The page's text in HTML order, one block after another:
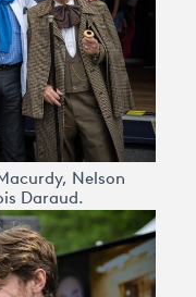
Nelson
Daraud.